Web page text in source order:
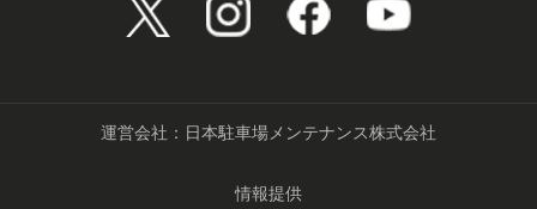
運営会社：日本駐車場メンテナンス株式会社
情報提供